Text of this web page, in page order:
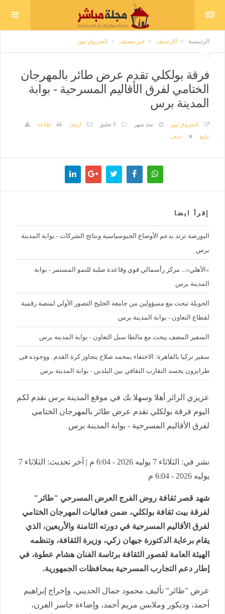
الرئيسية الارشيف غير مصنف الشروق نيوز
فرقة بولكلي تقدم عرض طائر بالمهرجان
الختامي لفرق الأقاليم المسرحية - بوابة
المدينة برس
الشروق نيوز منذ شهر 0 تعليق ارسل
طباعة
تبليغ
حذف
إقرأ ايضا
البورصة ترتد بدعم الأوضاع الجيوسياسية ونتائج الشركات - بوابة المدينة
برس
«الأهلي»... مركز رأسمالي قوي وقاعدة صلبة للنمو المستمر - بوابة
المدينة برس
الحويلة تبحث مع مسؤولين من جامعة الخليج التصور الأولي لمنصة رقمية
لقطاع التعاون - بوابة المدينة برس
السفير المضف يبحث مع مالطا سبل التعاون - بوابة المدينة برس
سفير تركيا بالقاهرة: الاحتفاء بمحمد صلاح يتجاوز كرة القدم.. ووجوده في
طرابزون يجسد التقارب الثقافي بين البلدين - بوابة المدينة برس
عزيزي الزائر أهلا وسهلا بك في موقع المدينة برس نقدم لكم
اليوم فرقة بولكلي تقدم عرض طائر بالمهرجان الختامي
لفرق الأقاليم المسرحية - بوابة المدينة برس
نشر في: الثلاثاء 7 يوليه 2026 - 6:04 م | آخر تحديث: الثلاثاء 7
يوليه 2026 - 6:04 م
شهد قصر ثقافة روض الفرج العرض المسرحي "طائر"
لفرقة بيت ثقافة بولكلي، ضمن فعاليات المهرجان الختامي
لفرق الأقاليم المسرحية في دورته الثامنة والأربعين، الذي
يقام برعاية الدكتورة جيهان زكي، وزيرة الثقافة، وتنظمه
الهيئة العامة لقصور الثقافة برئاسة الفنان هشام عطوة، في
إطار دعم التجارب المسرحية بمحافظات الجمهورية.
عرض "طائر" تأليف محمود جمال الحديني، وإخراج إبراهيم
أحمد، وديكور وملابس مريم أحمد، وإضاءة جاسر الفرن،